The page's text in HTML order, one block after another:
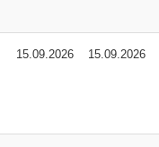
15.09.2026 15.09.2026